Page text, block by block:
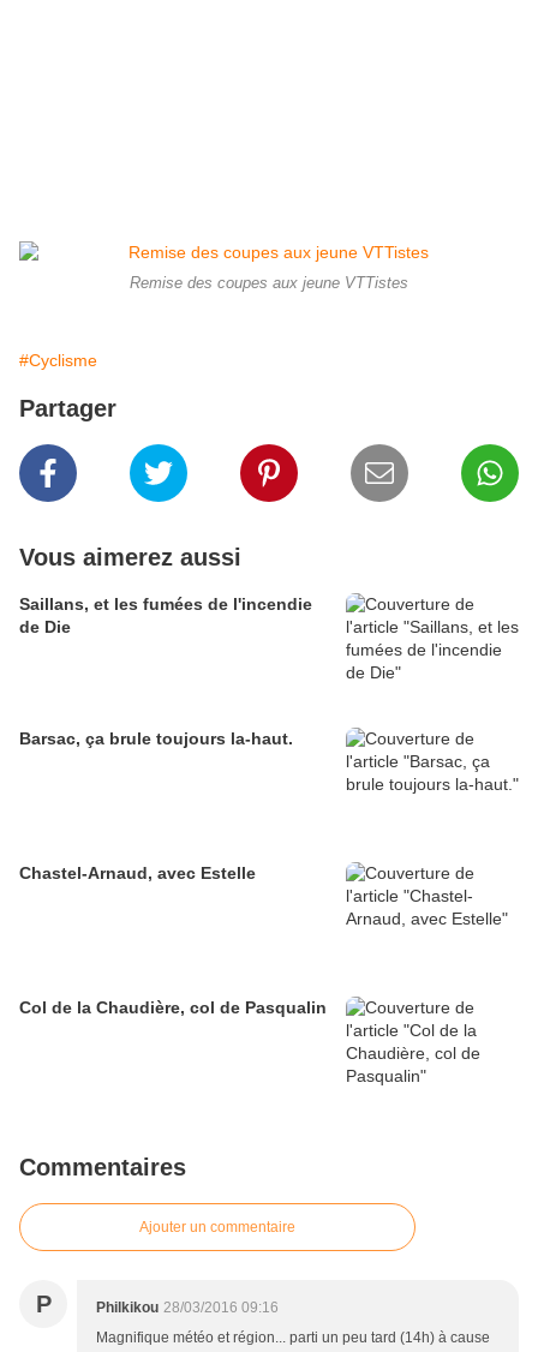
Remise des coupes aux jeune VTTistes
#Cyclisme
Partager
Vous aimerez aussi
Saillans, et les fumées de l'incendie
de Die
Barsac, ça brule toujours la-haut.
Chastel-Arnaud, avec Estelle
Col de la Chaudière, col de Pasqualin
Commentaires
Ajouter un commentaire
P Philkikou 28/03/2016 09:16
Magnifique météo et région... parti un peu tard (14h) à cause